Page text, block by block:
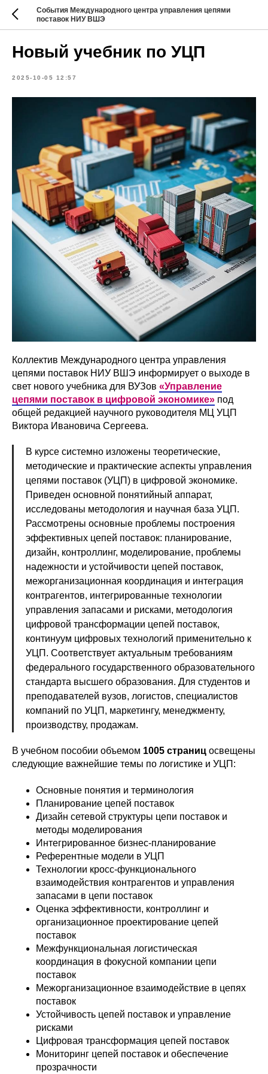
События Международного центра управления цепями
поставок НИУ ВШЭ
Новый учебник по УЦП
2025-10-05 12:57
Коллектив Международного центра управления
цепями поставок НИУ ВШЭ информирует о выходе в
свет нового учебника для ВУЗов «Управление
цепями поставок в цифровой экономике» под
общей редакцией научного руководителя МЦ УЦП
Виктора Ивановича Сергеева.
В курсе системно изложены теоретические,
методические и практические аспекты управления
цепями поставок (УЦП) в цифровой экономике.
Приведен основной понятийный аппарат,
исследованы методология и научная база УЦП.
Рассмотрены основные проблемы построения
эффективных цепей поставок: планирование,
дизайн, контроллинг, моделирование, проблемы
надежности и устойчивости цепей поставок,
межорганизационная координация и интеграция
контрагентов, интегрированные технологии
управления запасами и рисками, методология
цифровой трансформации цепей поставок,
континуум цифровых технологий применительно к
УЦП. Соответствует актуальным требованиям
федерального государственного образовательного
стандарта высшего образования. Для студентов и
преподавателей вузов, логистов, специалистов
компаний по УЦП, маркетингу, менеджменту,
производству, продажам.
В учебном пособии объемом 1005 страниц освещены
следующие важнейшие темы по логистике и УЦП:
Основные понятия и терминология
Планирование цепей поставок
Дизайн сетевой структуры цепи поставок и
методы моделирования
Интегрированное бизнес-планирование
Референтные модели в УЦП
Технологии кросс-функционального
взаимодействия контрагентов и управления
запасами в цепи поставок
Оценка эффективности, контроллинг и
организационное проектирование цепей
поставок
Межфункциональная логистическая
координация в фокусной компании цепи
поставок
Межорганизационное взаимодействие в цепях
поставок
Устойчивость цепей поставок и управление
рисками
Цифровая трансформация цепей поставок
Мониторинг цепей поставок и обеспечение
прозрачности